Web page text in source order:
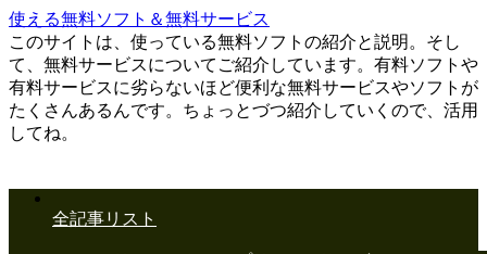
使える無料ソフト＆無料サービス
このサイトは、使っている無料ソフトの紹介と説明。そし
て、無料サービスについてご紹介しています。有料ソフトや
有料サービスに劣らないほど便利な無料サービスやソフトが
たくさんあるんです。ちょっとづつ紹介していくので、活用
してね。
全記事リスト